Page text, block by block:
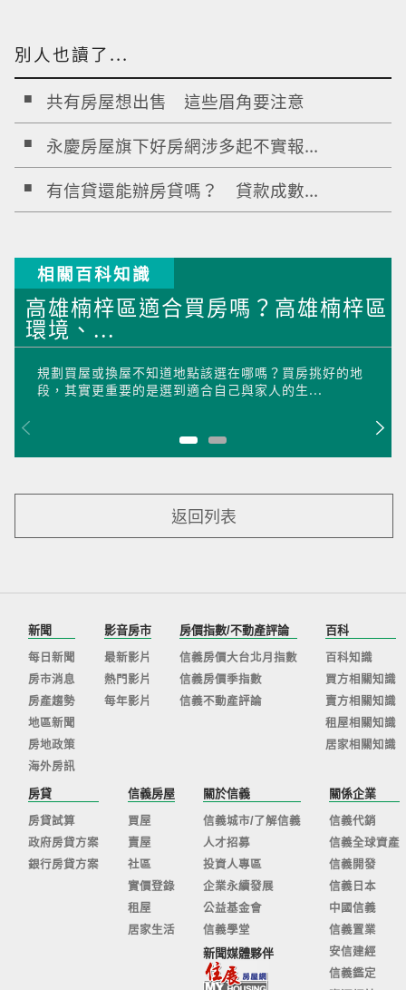
別人也讀了...
共有房屋想出售 這些眉角要注意
永慶房屋旗下好房網涉多起不實報...
有信貸還能辦房貸嗎？ 貸款成數...
相關百科知識
高雄楠梓區適合買房嗎？高雄楠梓區
環境、...
規劃買屋或換屋不知道地點該選在哪嗎？買房挑好的地
段，其實更重要的是選到適合自己與家人的生...
返回列表
新聞
每日新聞
房市消息
房產趨勢
地區新聞
房地政策
海外房訊
影音房市
最新影片
熱門影片
每年影片
房價指數/不動產評論
信義房價大台北月指數
信義房價季指數
信義不動產評論
百科
百科知識
買方相關知識
賣方相關知識
租屋相關知識
居家相關知識
房貸
房貸試算
政府房貸方案
銀行房貸方案
信義房屋
買屋
賣屋
社區
實價登錄
租屋
居家生活
關於信義
信義城市/了解信義
人才招募
投資人專區
企業永續發展
公益基金會
信義學堂
新聞媒體夥伴
關係企業
信義代銷
信義全球資產
信義開發
信義日本
中國信義
信義置業
安信建經
信義鑑定